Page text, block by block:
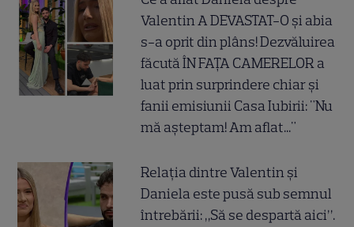
Valentin A DEVASTAT-O și abia
s-a oprit din plâns! Dezvăluirea
făcută ÎN FAȚA CAMERELOR a
luat prin surprindere chiar și
fanii emisiunii Casa Iubirii: "Nu
mă așteptam! Am aflat..."
Relația dintre Valentin și
Daniela este pusă sub semnul
întrebării: „Să se despartă aici”.